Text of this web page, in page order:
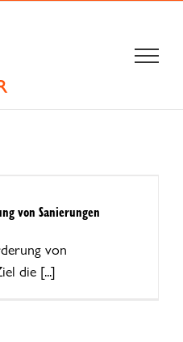
von Sanierungen
von
die [...]